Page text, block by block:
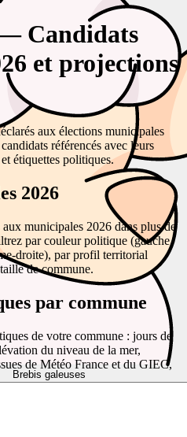
Brebis galeuses
Candidats
et projections
aux élections municipales
référencés avec leurs
étiquettes politiques.
2026
municipales 2026 dans plus de
par couleur politique (gauche,
droite), par profil territorial
de commune.
par commune
de votre commune : jours de
du niveau de la mer,
de Météo France et du GIEC,